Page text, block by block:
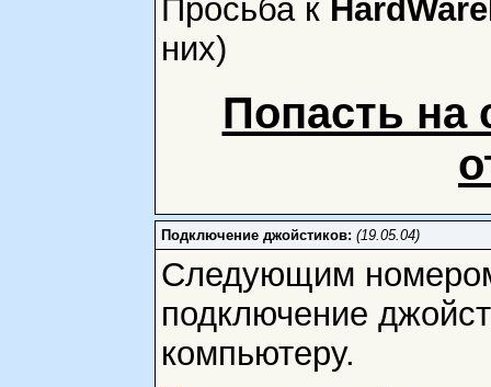
Просьба к
них)
Попасть на
Подключение джойстиков: (19.05.04)
Следующим
подключение
компьютеру.